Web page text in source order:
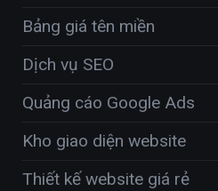
Bảng giá tên miền
Dịch vụ SEO
Quảng cáo Google Ads
Kho giao diện website
Thiết kế website giá rẻ